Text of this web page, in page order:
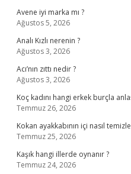
Avene iyi marka mı ?
Ağustos 5, 2026
Analı Kızlı nerenin ?
Ağustos 3, 2026
Acı’nın zıttı nedir ?
Ağustos 3, 2026
Koç kadını hangi erkek burçla
Temmuz 26, 2026
Kokan ayakkabının içi nasıl
Temmuz 25, 2026
Kaşık hangi illerde oynanır ?
Temmuz 24, 2026